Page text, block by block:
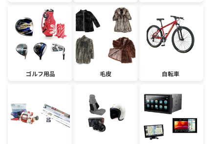
ゴルフ用品 毛皮 自転車